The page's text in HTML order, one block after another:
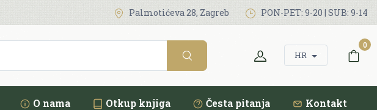
Palmotićeva 28, Zagreb PON-PET: 9-20 | SUB: 9-14
HR
0
O nama Otkup knjiga Česta pitanja Kontakt